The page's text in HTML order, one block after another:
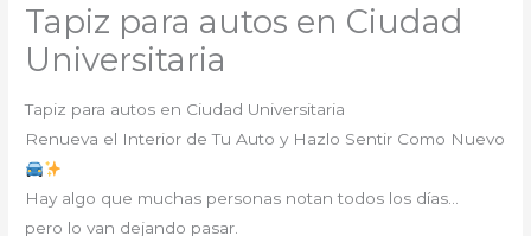
Tapiz para autos en Ciudad
Universitaria
Tapiz para autos en Ciudad Universitaria
Renueva el Interior de Tu Auto y Hazlo Sentir Como Nuevo
Hay algo que muchas personas notan todos los días…
pero lo van dejando pasar.